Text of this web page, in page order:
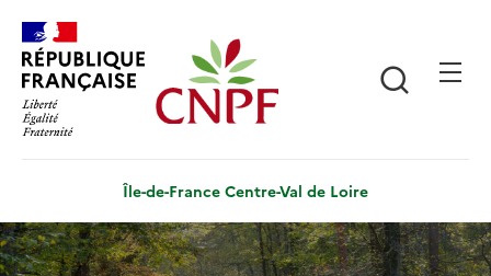
contenu
principal
Île-de-France Centre-Val de Loire